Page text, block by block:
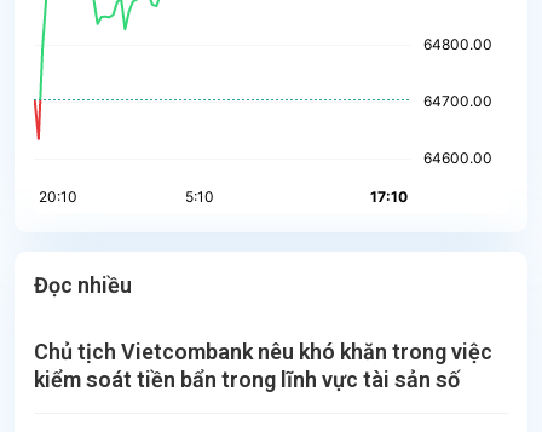
Đọc nhiều
Chủ tịch Vietcombank nêu khó khăn trong việc
kiểm soát tiền bẩn trong lĩnh vực tài sản số